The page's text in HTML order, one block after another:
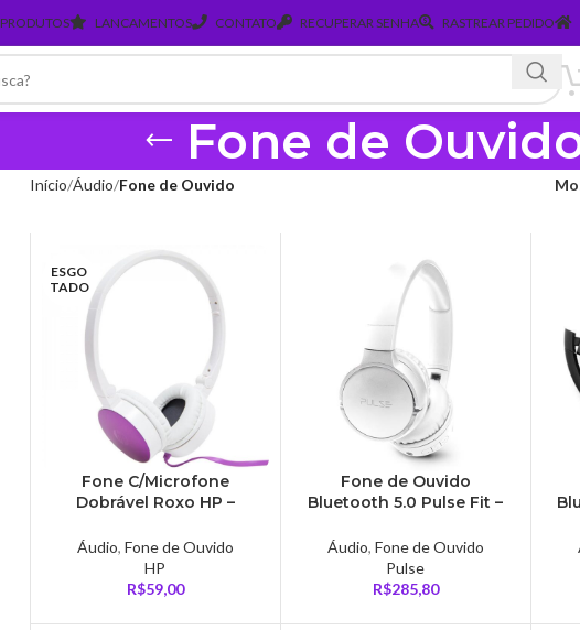
PRODUTOS LANCAMENTOS CONTATO RECUPERAR SENHA RASTREAR PEDIDO
Fone de
Início Áudio Fone de Ouvido
ESGO
TADO
Fone C/Microfone
Dobrável Roxo HP –
Áudio, Fone de Ouvido
HP
R$59,00
Fone de Ouvido
Bluetooth 5.0 Pulse Fit –
Áudio, Fone de Ouvido
Pulse
R$285,80